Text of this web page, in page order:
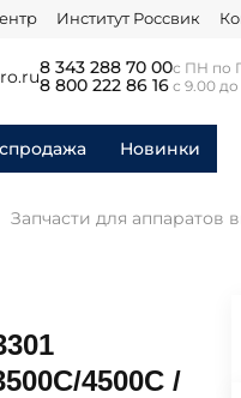
Институт Россвик
8 343 288 70 00
8 800 222 86 16
с ПН по
с 9.00 до
Новинки
Запчасти для аппаратов
4500С /